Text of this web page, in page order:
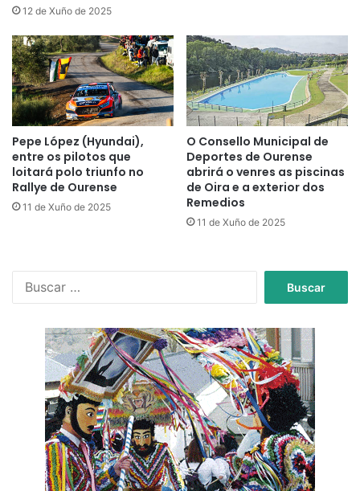
12 de Xuño de 2025
Pepe López (Hyundai),
entre os pilotos que
loitará polo triunfo no
Rallye de Ourense
11 de Xuño de 2025
O Consello Municipal de
Deportes de Ourense
abrirá o venres as piscinas
de Oira e a exterior dos
Remedios
11 de Xuño de 2025
c
a
r
: